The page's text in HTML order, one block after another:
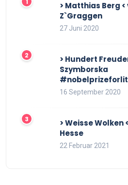
> Matthias Berg
Z`Graggen
27 Juni 2020
> Hundert
Szymborska
16 September 2020
> Weisse Wolken
Hesse
22 Februar 2021